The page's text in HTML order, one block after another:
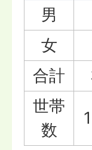
男
女
合計
世帯
数